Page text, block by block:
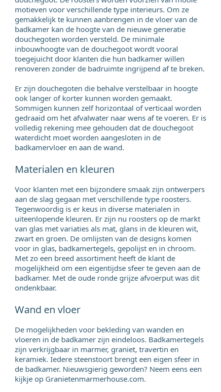
motieven voor verschillende type interieurs. Om ze
gemakkelijk te kunnen aanbrengen in de vloer van de
badkamer kan de hoogte van de nieuwe generatie
douchegoten worden versteld. De minimale
inbouwhoogte van de douchegoot wordt vooral
toegejuicht door klanten die hun badkamer willen
renoveren zonder de badruimte ingrijpend af te breken.
Er zijn douchegoten die behalve verstelbaar in hoogte
ook langer of korter kunnen worden gemaakt.
Sommigen kunnen zelf horizontaal of verticaal worden
gedraaid om het afvalwater naar wens af te voeren. Er is
volledig rekening mee gehouden dat de douchegoot
waterdicht moet worden aangesloten in de
badkamervloer en aan de wand.
Materialen en kleuren
Voor klanten met een bijzondere smaak zijn ontwerpers
aan de slag gegaan met verschillende type roosters.
Tegenwoordig is er keus in diverse materialen in
uiteenlopende kleuren. Er zijn nu roosters op de markt
van glas met variaties als mat, glans in de kleuren wit,
zwart en groen. De omlijsten van de designs komen
voor in glas, badkamertegels, gepolijst en in chroom.
Met zo een breed assortiment heeft de klant de
mogelijkheid om een eigentijdse sfeer te geven aan de
badkamer. Met de oude ronde grijze afvoerput was dit
ondenkbaar.
Wand en vloer
De mogelijkheden voor bekleding van wanden en
vloeren in de badkamer zijn eindeloos. Badkamertegels
zijn verkrijgbaar in marmer, graniet, travertin en
keramiek. Iedere steenstoort brengt een eigen sfeer in
de badkamer. Nieuwsgierig geworden? Neem eens een
kijkje op Granietenmarmerhouse.com.